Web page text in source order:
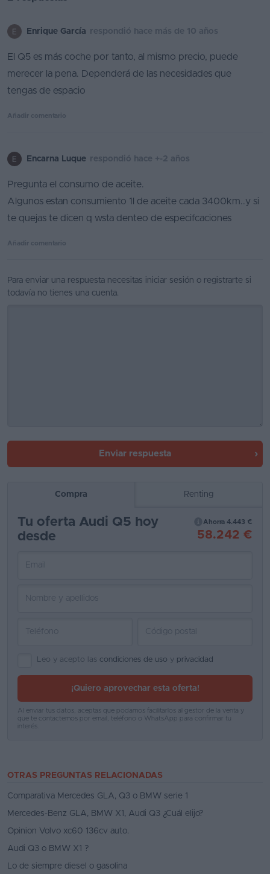
de
opiniones
Guías
de
compra
Comparador
Concesionarios
Vender
coche
coches
Enrique García respondió hace más de 10 años
El Q5 es más coche por tanto, al mismo precio, puede
merecer la pena. Dependerá de las necesidades que
tengas de espacio
Añadir comentario
Encarna Luque respondió hace +-2 años
Pregunta el consumo de aceite.
Algunos estan consumiento 1l de aceite cada 3400km..y si
te quejas te dicen q wsta denteo de especifcaciones
Añadir comentario
Para enviar una respuesta necesitas iniciar sesión o registrarte si
todavía no tienes una cuenta.
Enviar respuesta
Compra Renting
Tu oferta Audi Q5 hoy
desde
Ahorra 4.443 €
58.242 €
Leo y acepto las condiciones de uso y privacidad
¡Quiero aprovechar esta oferta!
Al enviar tus datos, aceptas que podamos facilitarlos al gestor de la venta y
que te contactemos por email, teléfono o WhatsApp para confirmar tu
interés.
OTRAS PREGUNTAS RELACIONADAS
Comparativa Mercedes GLA, Q3 o BMW serie 1
Mercedes-Benz GLA, BMW X1, Audi Q3 ¿Cuál elijo?
Opinion Volvo xc60 136cv auto.
Audi Q3 o BMW X1 ?
Lo de siempre diesel o gasolina